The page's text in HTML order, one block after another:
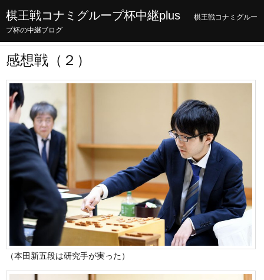
棋王戦コナミグループ杯中継plus
棋王戦コナミグルー
プ杯の中継ブログ
感想戦（２）
（本田新五段は研究手が実った）